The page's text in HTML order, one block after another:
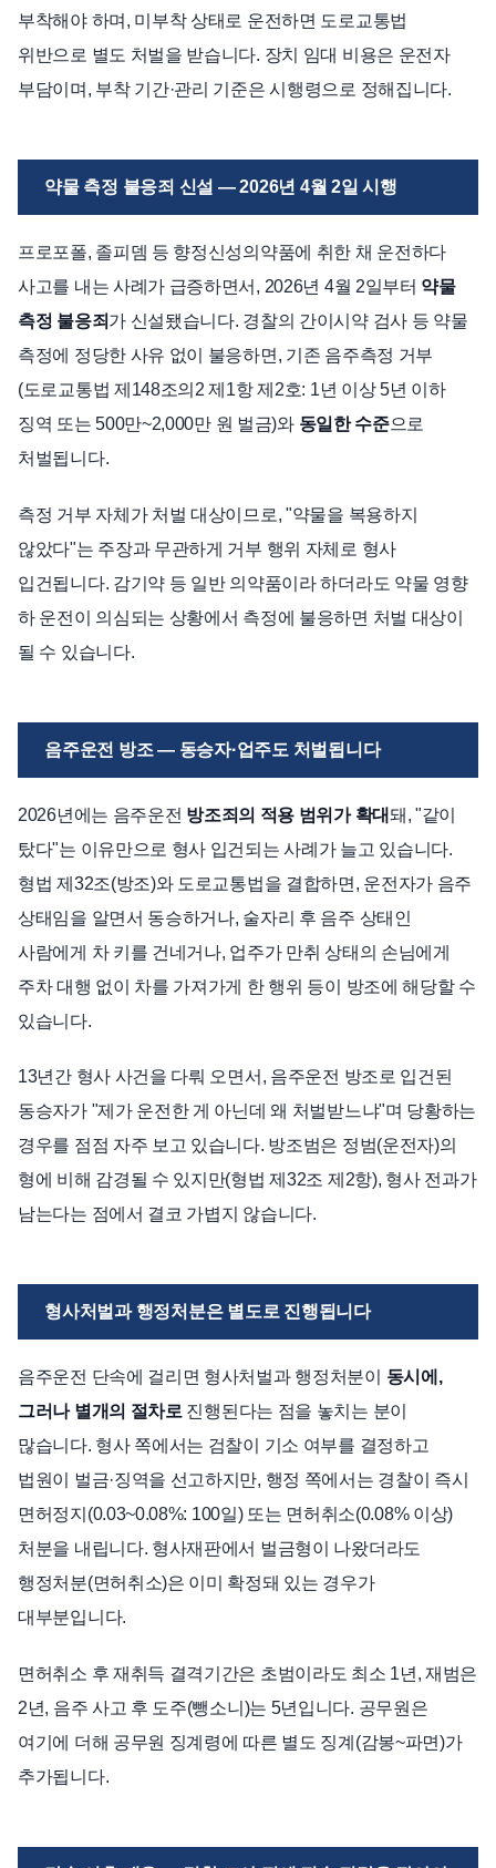
부착해야 하며, 미부착 상태로 운전하면 도로교통법
위반으로 별도 처벌을 받습니다. 장치 임대 비용은 운전자
부담이며, 부착 기간·관리 기준은 시행령으로 정해집니다.
약물 측정 불응죄 신설 — 2026년 4월 2일 시행
프로포폴, 졸피뎀 등 향정신성의약품에 취한 채 운전하다
사고를 내는 사례가 급증하면서, 2026년 4월 2일부터 약물
측정 불응죄 가 신설됐습니다. 경찰의 간이시약 검사 등 약물
측정에 정당한 사유 없이 불응하면, 기존 음주측정 거부
(도로교통법 제148조의2 제1항 제2호: 1년 이상 5년 이하
징역 또는 500만~2,000만 원 벌금)와 동일한 수준으로
처벌됩니다.
측정 거부 자체가 처벌 대상이므로, "약물을 복용하지
않았다"는 주장과 무관하게 거부 행위 자체로 형사
입건됩니다. 감기약 등 일반 의약품이라 하더라도 약물 영향
하 운전이 의심되는 상황에서 측정에 불응하면 처벌 대상이
될 수 있습니다.
음주운전 방조 — 동승자·업주도 처벌됩니다
2026년에는 음주운전 방조죄의 적용 범위가 확대돼, "같이
탔다"는 이유만으로 형사 입건되는 사례가 늘고 있습니다.
형법 제32조(방조)와 도로교통법을 결합하면, 운전자가 음주
상태임을 알면서 동승하거나, 술자리 후 음주 상태인
사람에게 차 키를 건네거나, 업주가 만취 상태의 손님에게
주차 대행 없이 차를 가져가게 한 행위 등이 방조에 해당할 수
있습니다.
13년간 형사 사건을 다뤄 오면서, 음주운전 방조로 입건된
동승자가 "제가 운전한 게 아닌데 왜 처벌받느냐"며 당황하는
경우를 점점 자주 보고 있습니다. 방조범은 정범(운전자)의
형에 비해 감경될 수 있지만(형법 제32조 제2항), 형사 전과가
남는다는 점에서 결코 가볍지 않습니다.
형사처벌과 행정처분은 별도로 진행됩니다
음주운전 단속에 걸리면 형사처벌과 행정처분이 동시에,
그러나 별개의 절차로 진행된다는 점을 놓치는 분이
많습니다. 형사 쪽에서는 검찰이 기소 여부를 결정하고
법원이 벌금·징역을 선고하지만, 행정 쪽에서는 경찰이 즉시
면허정지(0.03~0.08%: 100일) 또는 면허취소(0.08% 이상)
처분을 내립니다. 형사재판에서 벌금형이 나왔더라도
행정처분(면허취소)은 이미 확정돼 있는 경우가
대부분입니다.
면허취소 후 재취득 결격기간은 초범이라도 최소 1년, 재범은
2년, 음주 사고 후 도주(뺑소니)는 5년입니다. 공무원은
여기에 더해 공무원 징계령에 따른 별도 징계(감봉~파면)가
추가됩니다.